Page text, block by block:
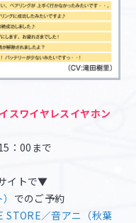
スワイヤレスイヤホン
：00まで
イトで▼
でのご予約
STORE／音アニ（秋葉